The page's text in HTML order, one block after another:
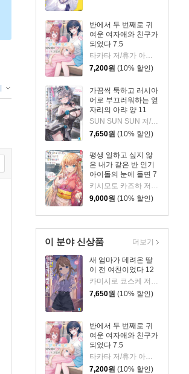
반에서 두 번째로 귀
여운 여자애와 친구가
되었다 7.5
7,200원 (10% 할인)
가끔씩 툭하고 러시아
어로 부끄러워하는 옆
자리의 아랴 양 11
SUN SUN SUN 저/모모코 그림/이승원 역
7,650원 (10% 할인)
평생 일하고 싶지 않
은 내가 같은 반 인기
아이돌의 눈에 들면 7
키시모토 카즈하 저/미와베 사쿠라 그림/현노을 역
9,000원 (10% 할인)
이 분야 신상품
새 엄마가 데려온 딸
이 전 여친이었다 12
카미시로 쿄스케 저/타카야Ki 그림/이승원 역
7,650원 (10% 할인)
반에서 두 번째로 귀
여운 여자애와 친구가
되었다 7.5
7,200원 (10% 할인)
더보기